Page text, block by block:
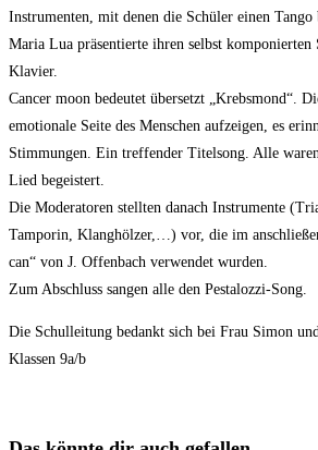
Instrumenten, mit denen die Schüler einen Tango
Maria Lua präsentierte ihren selbst komponierten
Klavier.
Cancer moon bedeutet übersetzt „Krebsmond“.
emotionale Seite des Menschen aufzeigen, es
Stimmungen. Ein treffender Titelsong. Alle
Lied begeistert.
Die Moderatoren stellten danach Instrumente
Tamporin, Klanghölzer,…) vor, die im
can“ von J. Offenbach verwendet wurden.
Zum Abschluss sangen alle den Pestalozzi-Song.
Die Schulleitung bedankt sich bei Frau Simon
Klassen 9a/b